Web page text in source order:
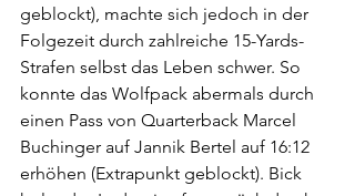
geblockt), machte sich jedoch in der
Folgezeit durch zahlreiche 15-Yards-
Strafen selbst das Leben schwer. So
konnte das Wolfpack abermals durch
einen Pass von Quarterback Marcel
Buchinger auf Jannik Bertel auf 16:12
erhöhen (Extrapunkt geblockt). Bick